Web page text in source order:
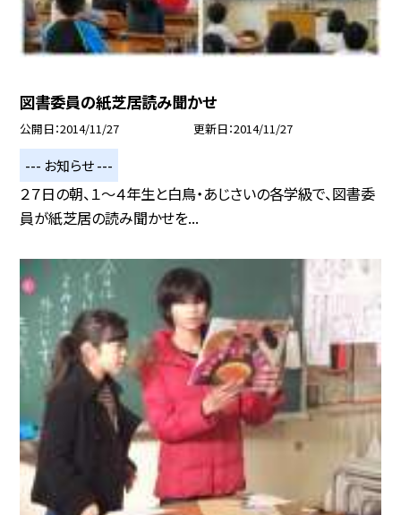
図書委員の紙芝居読み聞かせ
公開日 2014/11/27 更新日 2014/11/27
--- お知らせ ---
２７日の朝、１〜４年生と白鳥・あじさいの各学級で、図書委
員が紙芝居の読み聞かせを...